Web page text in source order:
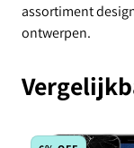
assortiment
ontwerpen.